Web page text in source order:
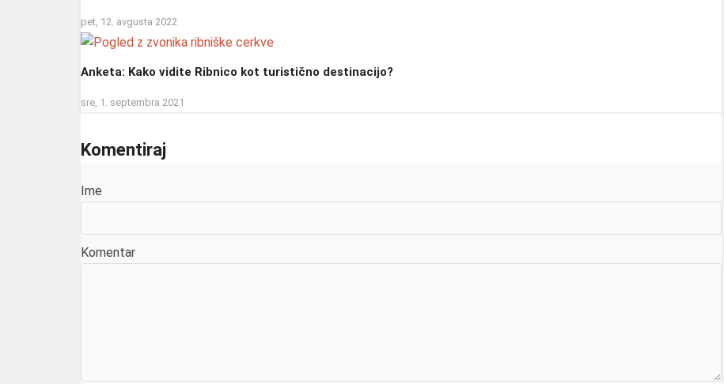
pet, 12. avgusta 2022
Anketa: Kako vidite Ribnico kot turistično destinacijo?
sre, 1. septembra 2021
Komentiraj
Ime
Komentar